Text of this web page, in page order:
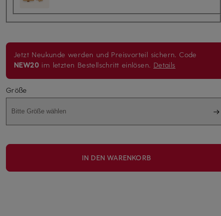
Jetzt Neukunde werden und Preisvorteil sichern. Code
NEW20 im letzten Bestellschritt einlösen. Details
Größe
Bitte Größe wählen
IN DEN WARENKORB